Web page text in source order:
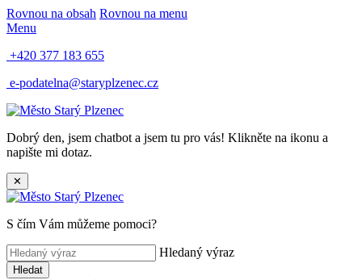
Rovnou na obsah Rovnou na menu
Menu
+420 377 183 655
e-podatelna@staryplzenec.cz
Dobrý den, jsem chatbot a jsem tu pro vás! Klikněte na ikonu a
napište mi dotaz.
✕
S čím Vám můžeme pomoci?
Hledaný výraz
Hledat